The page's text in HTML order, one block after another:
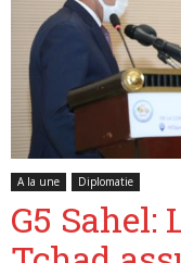
A la une Diplomatie
G5 Sahel: